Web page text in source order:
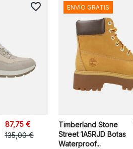
87,75 €
135,00 €
favorite_border
Timberland Stone
Street 1A5RJD Botas
Waterproof...
ENVÍO GRATIS